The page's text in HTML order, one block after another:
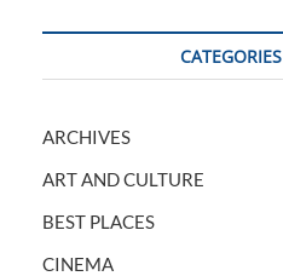
CATEGORIES
ARCHIVES
ART AND CULTURE
BEST PLACES
CINEMA